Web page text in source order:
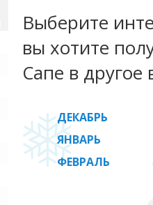
Выберите
вы хотите
Сапе в другое
ДЕКАБРЬ
ЯНВАРЬ
ФЕВРАЛЬ